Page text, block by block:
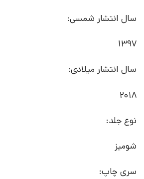
سال انتشار شمسی:
1397
سال انتشار میلادی:
2018
نوع جلد:
شومیز
سری چاپ: